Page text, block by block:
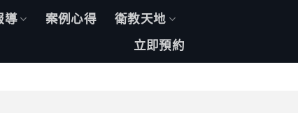
導 案例心得
衛教天地
立即預約